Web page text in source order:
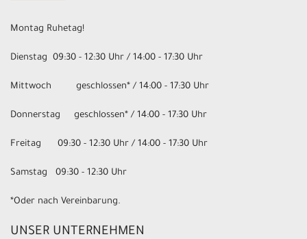
Montag Ruhetag!
Dienstag 09:30 - 12:30 Uhr / 14:00 - 17:30 Uhr
Mittwoch geschlossen* / 14:00 - 17:30 Uhr
Donnerstag geschlossen* / 14:00 - 17:30 Uhr
Freitag 09:30 - 12:30 Uhr / 14:00 - 17:30 Uhr
Samstag 09:30 - 12:30 Uhr
*Oder nach Vereinbarung.
UNSER UNTERNEHMEN